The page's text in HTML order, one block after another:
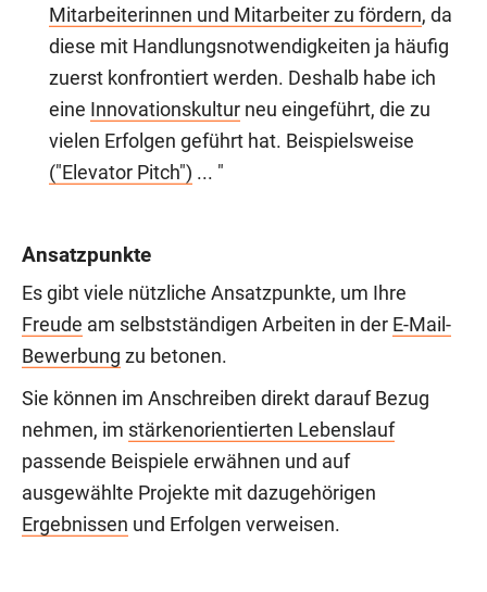
Mitarbeiterinnen und Mitarbeiter zu fördern, da
diese mit Handlungsnotwendigkeiten ja häufig
zuerst konfrontiert werden. Deshalb habe ich
eine Innovationskultur neu eingeführt, die zu
vielen Erfolgen geführt hat. Beispielsweise
("Elevator Pitch") ... "
Ansatzpunkte
Es gibt viele nützliche Ansatzpunkte, um Ihre
Freude am selbstständigen Arbeiten in der E-Mail-
Bewerbung zu betonen.
Sie können im Anschreiben direkt darauf Bezug
nehmen, im stärkenorientierten Lebenslauf
passende Beispiele erwähnen und auf
ausgewählte Projekte mit dazugehörigen
Ergebnissen und Erfolgen verweisen.